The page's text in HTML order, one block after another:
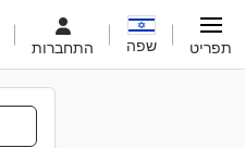
התחברות שפה תפריט